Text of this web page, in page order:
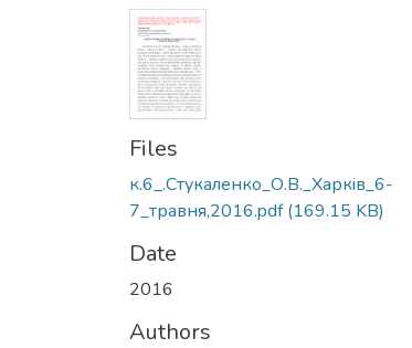
Files
к.6_.Стукаленко_О.В._Харкiв_6-
7_травня,2016.pdf(169.15 KB)
Date
2016
Authors